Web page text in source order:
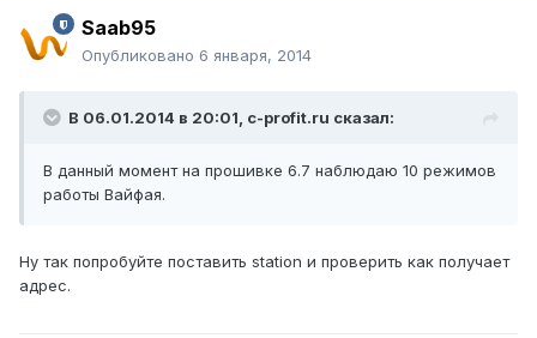
Saab95
Опубликовано 6 января, 2014
В 06.01.2014 в 20:01, c-profit.ru сказал:
В данный момент на прошивке 6.7 наблюдаю 10 режимов
работы Вайфая.
Ну так попробуйте поставить station и проверить как получает
адрес.